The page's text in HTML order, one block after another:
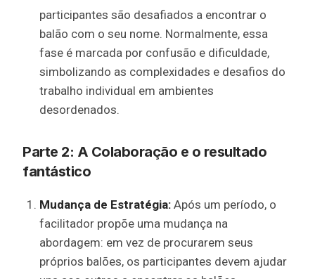
participantes são desafiados a encontrar o
balão com o seu nome. Normalmente, essa
fase é marcada por confusão e dificuldade,
simbolizando as complexidades e desafios do
trabalho individual em ambientes
desordenados.
Parte 2: A Colaboração e o resultado
fantástico
Mudança de Estratégia: Após um período, o
facilitador propõe uma mudança na
abordagem: em vez de procurarem seus
próprios balões, os participantes devem ajudar